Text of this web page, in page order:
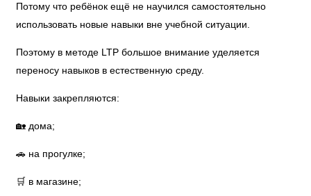
Потому что ребёнок ещё не научился самостоятельно
использовать новые навыки вне учебной ситуации.
Поэтому в методе LTP большое внимание уделяется
переносу навыков в естественную среду.
Навыки закрепляются:
🏡 дома;
🚗 на прогулке;
🛒 в магазине;